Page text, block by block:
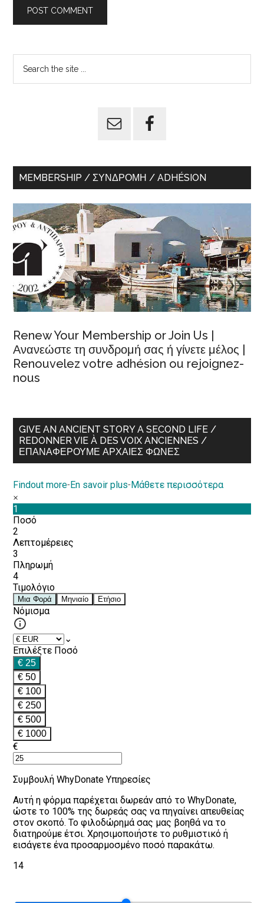
Primary
Sidebar
MEMBERSHIP / ΣΥΝΔΡΟΜΉ / ADHÉSION
Renew Your Membership or Join Us |
Ανανεώστε τη συνδρομή σας ή γίνετε μέλος |
Renouvelez votre adhésion ou rejoignez-
nous
GIVE AN ANCIENT STORY A SECOND LIFE /
REDONNER VIE À DES VOIX ANCIENNES /
ΕΠΑΝΑΦΈΡΟΥΜΕ ΑΡΧΑΊΕΣ ΦΩΝΈΣ
Findout more-En savoir plus-Μάθετε περισσότερα